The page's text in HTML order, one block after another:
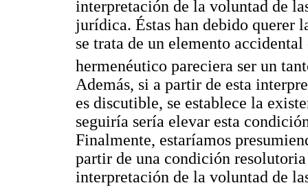
interpretación de la voluntad de
jurídica. Éstas han debido querer
se trata de un elemento
hermenéutico pareciera ser un
Además, si a partir de esta
es discutible, se establece la
seguiría sería elevar esta
Finalmente, estaríamos
partir de una condición
interpretación de la voluntad de